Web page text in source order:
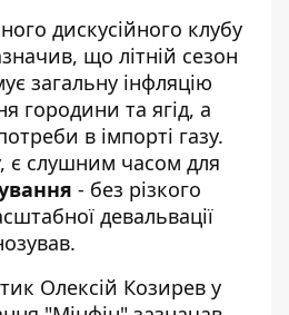
дискусійного клубу
що літній сезон
загальну інфляцію
городини та ягід, а
в імпорті газу.
є слушним часом для
- без різкого
девальвації
Олексій Козирев у